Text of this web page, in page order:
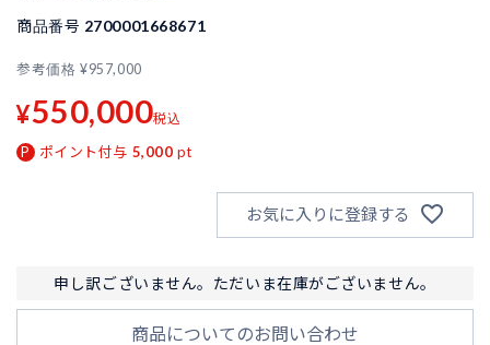
商品番号 2700001668671
参考価格 ¥957,000
¥550,000税込
ポイント付与 5,000 pt
お気に入りに登録する
申し訳ございません。ただいま在庫がございません。
商品についてのお問い合わせ